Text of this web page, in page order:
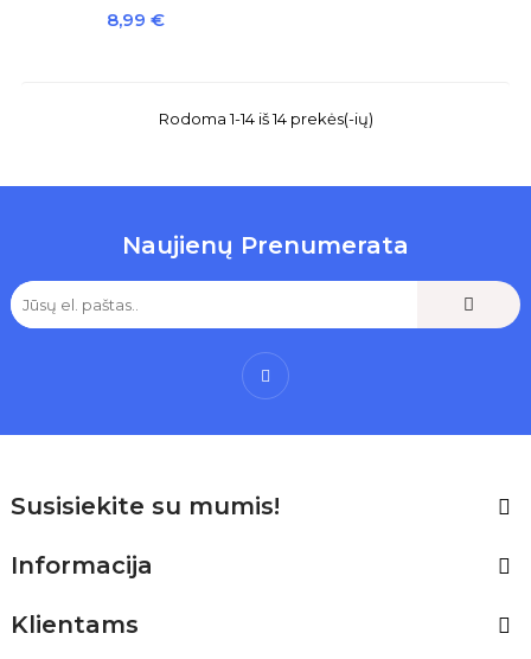
Kaina
8,99 €
Rodoma 1-14 iš 14 prekės(-ių)
Naujienų Prenumerata
Facebook
Susisiekite su mumis! 
Informacija 
Klientams 